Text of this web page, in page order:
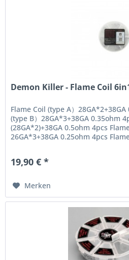
Demon Killer - Flame Coil
Flame Coil (type A）
(type B）28GA*3+38GA 0.35ohm
(28GA*2)+38GA 0.5ohm 4pcs
26GA*3+38GA 0.25ohm 4pcs
19,90 € *
Merken